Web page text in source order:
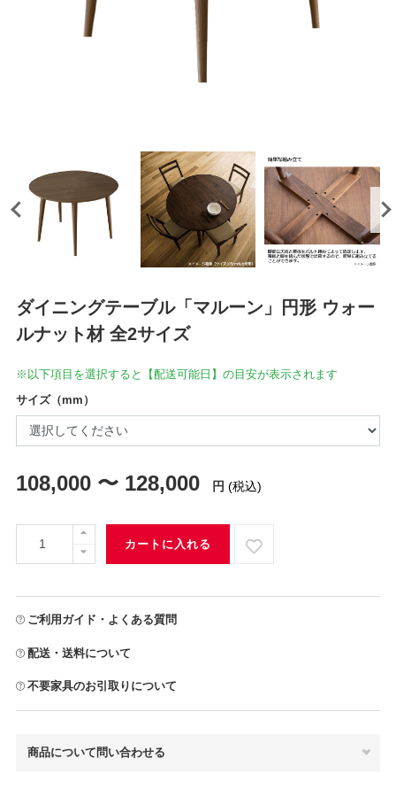
ダイニングテーブル「マルーン」円形 ウォー
ルナット材 全2サイズ
※以下項目を選択すると【配送可能日】の目安が表示されます
サイズ（mm）
108,000 〜 128,000 円 (税込)
カートに入れる
ご利用ガイド・よくある質問
配送・送料について
不要家具のお引取りについて
商品について問い合わせる